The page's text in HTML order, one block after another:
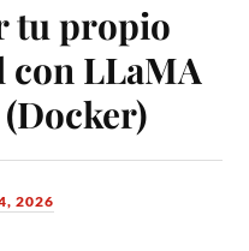
tu propio
con LLaMA
2026